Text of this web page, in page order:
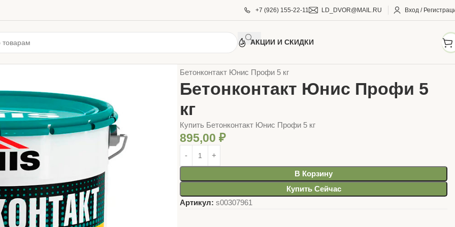
+7 (926) 155-22-11 LD_DVOR@MAIL.RU Вход /
АКЦИИ И СКИДКИ
Бетонконтакт Юнис Профи 5 кг
Бетонконтакт Юнис Профи 5
кг
Купить Бетонконтакт Юнис Профи 5 кг
895,00₽
В Корзину
Купить Сейчас
Артикул:s00307961